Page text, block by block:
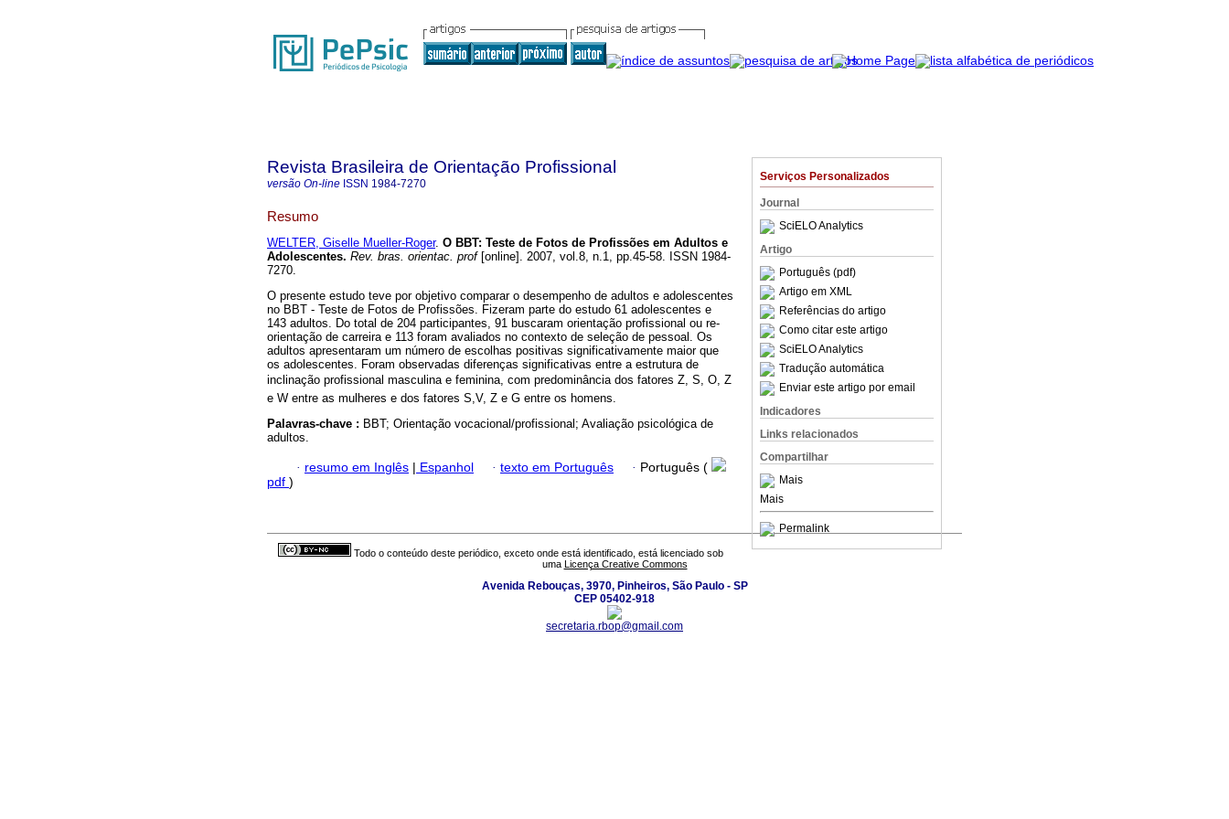
Serviços Personalizados
Journal
SciELO Analytics
Artigo
Português (pdf)
Artigo em XML
Referências do artigo
Como citar este artigo
SciELO Analytics
Tradução automática
Enviar este artigo por email
Indicadores
Links relacionados
Compartilhar
Mais
Mais
Permalink
Revista Brasileira de Orientação Profissional
versão On-line ISSN 1984-7270
Resumo
WELTER, Giselle Mueller-Roger. O BBT: Teste de Fotos de Profissões em Adultos e
Adolescentes. Rev. bras. orientac. prof[online]. 2007, vol.8, n.1, pp.45-58. ISSN 1984-
7270.
O presente estudo teve por objetivo comparar o desempenho de adultos e adolescentes
no BBT - Teste de Fotos de Profissões. Fizeram parte do estudo 61 adolescentes e
143 adultos. Do total de 204 participantes, 91 buscaram orientação profissional ou re-
orientação de carreira e 113 foram avaliados no contexto de seleção de pessoal. Os
adultos apresentaram um número de escolhas positivas significativamente maior que
os adolescentes. Foram observadas diferenças significativas entre a estrutura de
inclinação profissional masculina e feminina, com predominância dos fatores Z, S, O, Z
e W entre as mulheres e dos fatores S,V, Z e G entre os homens.
Palavras-chave : BBT; Orientação vocacional/profissional; Avaliação psicológica de
adultos.
· resumo em Inglês | Espanhol · texto em Português · Português (
pdf )
Todo o conteúdo deste periódico, exceto onde está identificado, está licenciado sob
uma Licença Creative Commons
Avenida Rebouças, 3970, Pinheiros, São Paulo - SP
CEP 05402-918
secretaria.rbop@gmail.com